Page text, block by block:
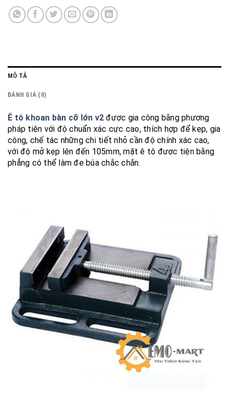
MÔ TẢ
ĐÁNH GIÁ (0)
Ê tô khoan bàn cỡ lớn v2 được gia công bằng phương
pháp tiện với độ chuẩn xác cực cao, thích hợp để kẹp, gia
công, chế tác những chi tiết nhỏ cần độ chính xác cao,
với độ mở kẹp lên đến 105mm, mặt ê tô được tiện bằng
phẳng có thể làm đe búa chắc chắn.